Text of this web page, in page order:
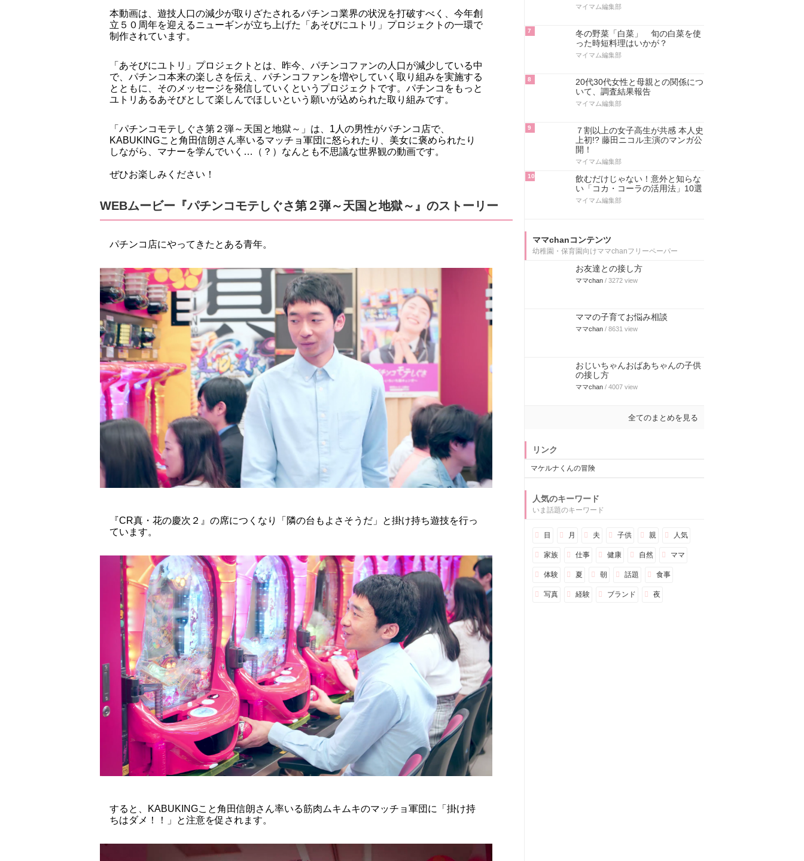
本動画は、遊技人口の減少が取りざたされるパチンコ業界の状況を打破すべく、今年創
立５０周年を迎えるニューギンが立ち上げた「あそびにユトリ」プロジェクトの一環で
制作されています。
「あそびにユトリ」プロジェクトとは、昨今、パチンコファンの人口が減少している中
で、パチンコ本来の楽しさを伝え、パチンコファンを増やしていく取り組みを実施する
とともに、そのメッセージを発信していくというプロジェクトです。パチンコをもっと
ユトリあるあそびとして楽しんでほしいという願いが込められた取り組みです。
「パチンコモテしぐさ第２弾～天国と地獄～」は、1人の男性がパチンコ店で、
KABUKINGこと角田信朗さん率いるマッチョ軍団に怒られたり、美女に褒められたり
しながら、マナーを学んでいく…（？）なんとも不思議な世界観の動画です。
ぜひお楽しみください！
WEBムービー『パチンコモテしぐさ第２弾～天国と地獄～』のストーリー
パチンコ店にやってきたとある青年。
『CR真・花の慶次２』の席につくなり「隣の台もよさそうだ」と掛け持ち遊技を行っ
ています。
すると、KABUKINGこと角田信朗さん率いる筋肉ムキムキのマッチョ軍団に「掛け持
ちはダメ！！」と注意を促されます。
マイマム編集部
7
冬の野菜「白菜」 旬の白菜を使
った時短料理はいかが？
マイマム編集部
8
20代30代女性と母親との関係につ
いて、調査結果報告
マイマム編集部
9
７割以上の女子高生が共感 本人史
上初!? 藤田ニコル主演のマンガ公
開！
マイマム編集部
10
飲むだけじゃない！意外と知らな
い「コカ・コーラの活用法」10選
マイマム編集部
ママchanコンテンツ
幼稚園・保育園向けママchanフリーペーパー
お友達との接し方
ママchan / 3272 view
ママの子育てお悩み相談
ママchan / 8631 view
おじいちゃんおばあちゃんの子供
の接し方
ママchan / 4007 view
全てのまとめを見る
リンク
マケルナくんの冒険
人気のキーワード
いま話題のキーワード
目 月 夫 子供 親 人気
家族 仕事 健康 自然 ママ
体験 夏 朝 話題 食事
写真 経験 ブランド 夜